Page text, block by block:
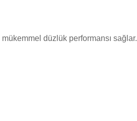
düzlük performansı sağlar.